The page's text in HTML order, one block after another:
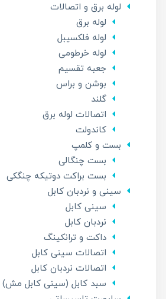
لوله برق و اتصالات
لوله برق
لوله فلکسیبل
لوله خرطومی
جعبه تقسیم
بوشن و براس
گلند
اتصالات لوله برق
کاندولت
بست و کلمپ
بست چنگالی
بست براکت دوتیکه چنگکی
سینی و نردبان کابل
سینی کابل
نردبان کابل
داکت و ترانکینگ
اتصالات سینی کابل
اتصالات نردبان کابل
سبد کابل (سینی کابل مش)